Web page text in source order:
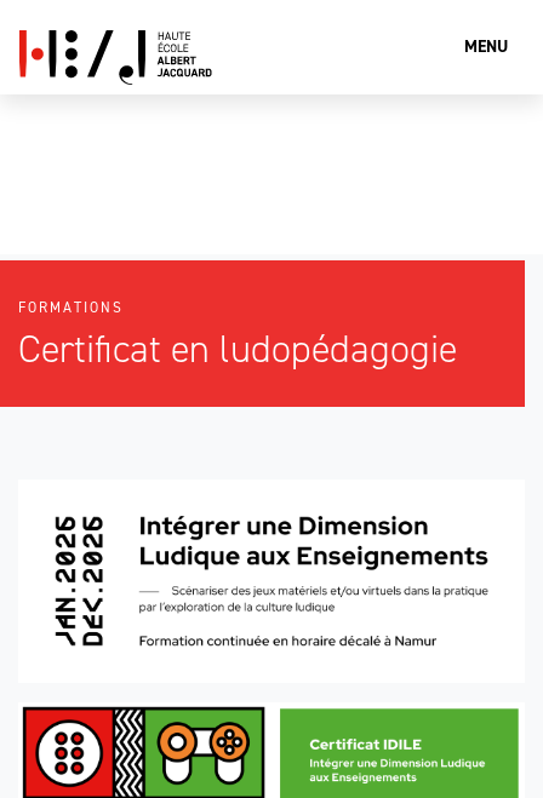
MENU
Rechercher
FORMATIONS
Certificat en ludopédagogie